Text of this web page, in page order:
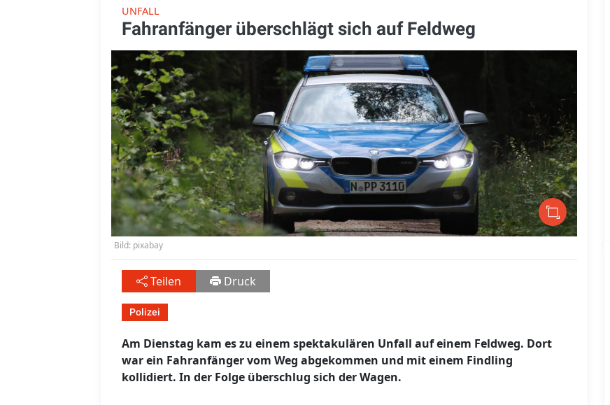
UNFALL
Fahranfänger überschlägt sich auf Feldweg
Bild: pixabay
Teilen Druck
Polizei
Am Dienstag kam es zu einem spektakulären Unfall auf einem Feldweg. Dort
war ein Fahranfänger vom Weg abgekommen und mit einem Findling
kollidiert. In der Folge überschlug sich der Wagen.